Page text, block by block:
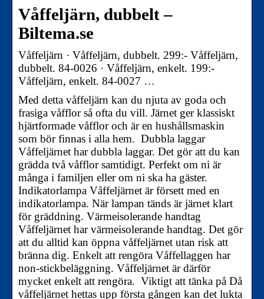
Våffeljärn, dubbelt –
Biltema.se
Våffeljärn · Våffeljärn, dubbelt. 299:- Våffeljärn,
dubbelt. 84-0026 · Våffeljärn, enkelt. 199:-
Våffeljärn, enkelt. 84-0027 …
Med detta våffeljärn kan du njuta av goda och
frasiga våfflor så ofta du vill. Järnet ger klassiskt
hjärtformade våfflor och är en hushållsmaskin
som bör finnas i alla hem. Dubbla laggar
Våffeljärnet har dubbla laggar. Det gör att du kan
grädda två våfflor samtidigt. Perfekt om ni är
många i familjen eller om ni ska ha gäster.
Indikatorlampa Våffeljärnet är försett med en
indikatorlampa. När lampan tänds är järnet klart
för gräddning. Värmeisolerande handtag
Våffeljärnet har värmeisolerande handtag. Det gör
att du alltid kan öppna våffeljärnet utan risk att
bränna dig. Enkelt att rengöra Våffellaggen har
non-stickbeläggning. Våffeljärnet är därför
mycket enkelt att rengöra. Viktigt att tänka på Då
våffeljärnet hettas upp första gången kan det lukta